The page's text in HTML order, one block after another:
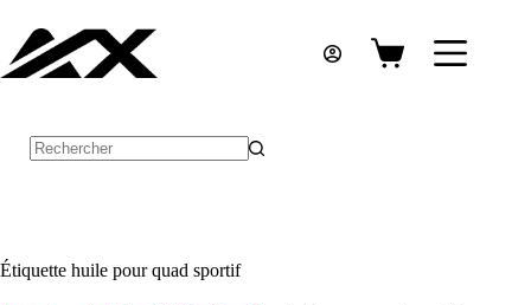
contenu
Panier
Étiquette huile pour quad sportif